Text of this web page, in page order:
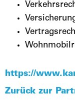
https://
Zurück zur